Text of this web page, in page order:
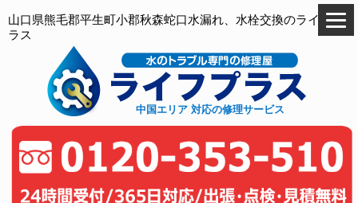
山口県熊毛郡平生町小郡秋森蛇口水漏れ、水栓交換のライフプ
ラス
中国エリア 対応の修理サービス